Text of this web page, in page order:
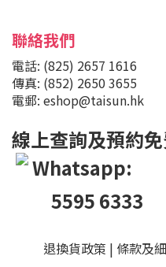
聯絡我們
電話: (825) 2657 1616
傳真: (852) 2650 3655
電郵: eshop@taisun.hk
線上查詢及預約
Whatsapp:
5595 6333
退換貨政策 | 條款及